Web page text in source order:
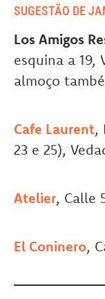
SUGESTÃO DE
Los Amigos
esquina a 19,
almoço
Cafe Laurent,
23 e 25),
Atelier, Calle
El Coninero,